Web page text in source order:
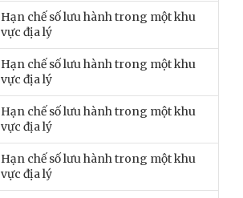
Hạn chế số lưu hành trong một khu
vực địa lý
Hạn chế số lưu hành trong một khu
vực địa lý
Hạn chế số lưu hành trong một khu
vực địa lý
Hạn chế số lưu hành trong một khu
vực địa lý